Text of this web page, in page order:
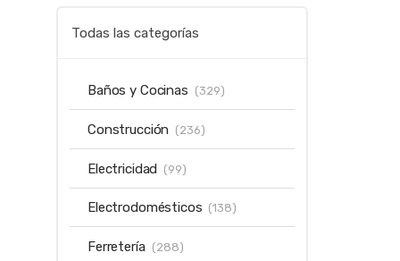
Todas las categorías
Baños y Cocinas (329)
Construcción (236)
Electricidad (99)
Electrodomésticos (138)
Ferretería (288)